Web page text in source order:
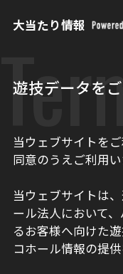
大当たり情報
遊技データを
当ウェブサイトを
同意のうえご利用
当ウェブサイトは
ール法人において
るお客様へ向けた
コホール情報の提